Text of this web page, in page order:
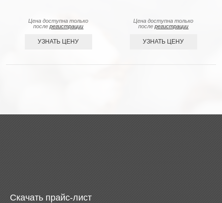
Цена доступна только
послерегистрации
УЗНАТЬ ЦЕНУ
Цена доступна только
послерегистрации
УЗНАТЬ ЦЕНУ
Скачать прайс-лист